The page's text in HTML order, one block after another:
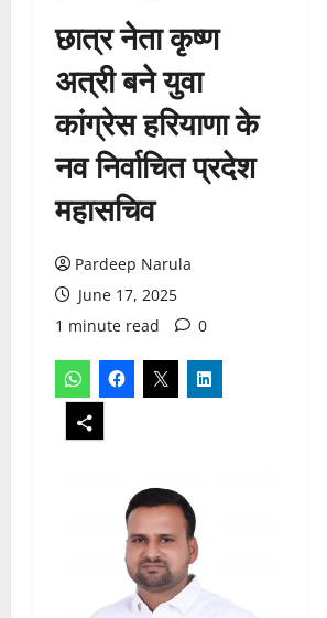
छात्र नेता कृष्ण
अत्री बने युवा
कांग्रेस हरियाणा के
नव निर्वाचित प्रदेश
महासचिव
Pardeep Narula
June 17, 2025
1 minute read
0